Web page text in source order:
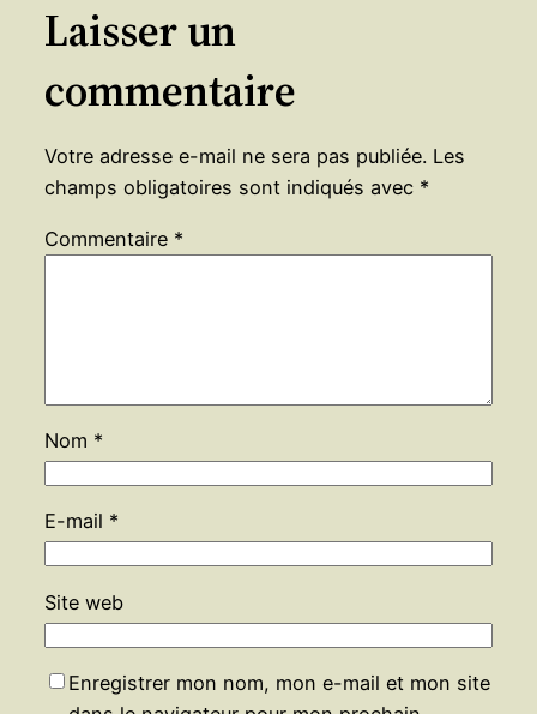
Laisser un
commentaire
Votre adresse e-mail ne sera pas publiée. Les
champs obligatoires sont indiqués avec *
Commentaire *
Nom *
E-mail *
Site web
Enregistrer mon nom, mon e-mail et mon site